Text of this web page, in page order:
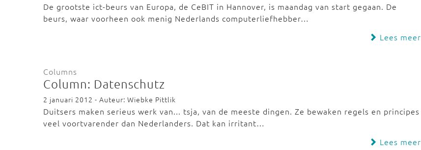
De grootste ict-beurs van Europa, de CeBIT in Hannover, is maandag van start gegaan. De
beurs, waar voorheen ook menig Nederlands computerliefhebber…
Lees meer
Columns
Column: Datenschutz
2 januari 2012 - Auteur: Wiebke Pittlik
Duitsers maken serieus werk van... tsja, van de meeste dingen. Ze bewaken regels en principes
veel voortvarender dan Nederlanders. Dat kan irritant…
Lees meer